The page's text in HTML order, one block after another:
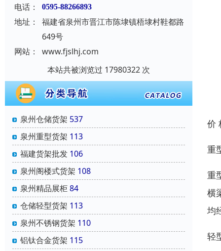
电话： 0595-88266893
地址：
福建省泉州市晋江市陈埭镇梧埭村鞋都路
649号
网站：
www.fjslhj.com
本站共被浏览过 17980322 次
泉州仓储货架 537
泉州重型货架 113
福建货架批发 106
泉州阁楼式货架 108
泉州精品展柜84
仓储轻型货架 113
泉州不锈钢货架 110
铝钛合金货架 115
价
重
重
横
均
轻